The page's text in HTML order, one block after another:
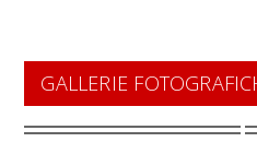
GALLERIE